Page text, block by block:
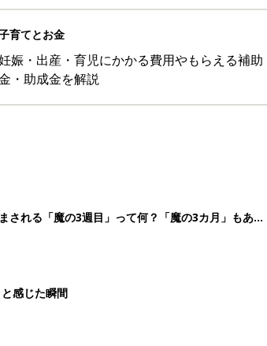
育てとお金
娠・出産・育児にかかる費用やもらえる補助
・助成金を解説
される「魔の3週目」って何？「魔の3カ月」もある
感じた瞬間